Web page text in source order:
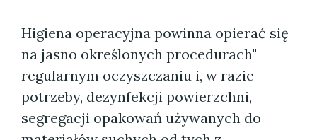
Higiena operacyjna powinna opierać się
na jasno określonych procedurach"
regularnym oczyszczaniu i, w razie
potrzeby, dezynfekcji powierzchni,
segregacji opakowań używanych do